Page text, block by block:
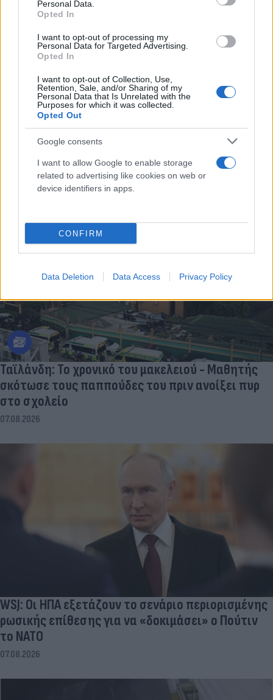
Personal Data.
Opted In
I want to opt-out of processing my
Personal Data for Targeted Advertising.
Opted In
I want to opt-out of Collection, Use,
Retention, Sale, and/or Sharing of my
Personal Data that Is Unrelated with the
Purposes for which it was collected.
Opted Out
Google consents
I want to allow Google to enable storage
related to advertising like cookies on web or
device identifiers in apps.
CONFIRM
Data Deletion Data Access Privacy Policy
Υπόθεση Marfin: Προθεσμία για να απολογηθεί
την ερχόμενη Τρίτη πήρε η 46χρονη
Ταϊλάνδη: Το χρονικό του μακελειού - Μαθητής
σκότωσε τους παππούδες του πριν ανοίξει πυρ
στο σχολείο
07.08.2026
WSJ: Οι ΗΠΑ εξετάζουν το σενάριο περιορισμένης
ρωσικής επίθεσης για να «δοκιμάσει» ο Πούτιν
το ΝΑΤΟ
07.08.2026